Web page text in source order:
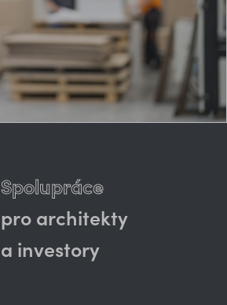
Spolupráce
pro architekty
a investory